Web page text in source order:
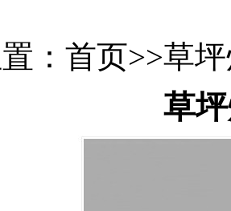
：首页>>草坪
草